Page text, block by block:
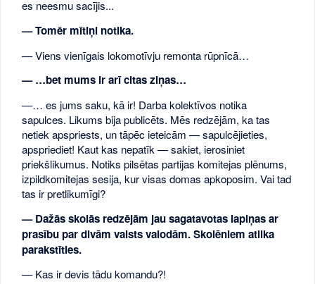
es neesmu sacījis...
— Tomēr mītiņi notika.
— Viens vienīgais lokomotīvju remonta rūpnīcā…
— …bet mums ir arī citas ziņas…
—… es jums saku, kā ir! Darba kolektīvos notika
sapulces. Likums bija publicēts. Mēs redzējām, ka tas
netiek apspriests, un tāpēc ieteicām — sapulcējieties,
apspriediet! Kaut kas nepatīk — sakiet, ierosiniet
priekšlikumus. Notiks pilsētas partijas komitejas plēnums,
izpildkomitejas sesija, kur visas domas apkoposim. Vai tad
tas ir pretlikumīgi?
— Dažās skolās redzējām jau sagatavotas lapiņas ar
prasību par divām valsts valodām. Skolēniem atlika
parakstīties.
— Kas ir devis tādu komandu?!